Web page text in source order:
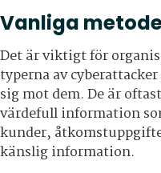
Vanliga
Det är viktigt för
typerna av
sig mot dem. De är
värdefull information
kunder,
känslig information.